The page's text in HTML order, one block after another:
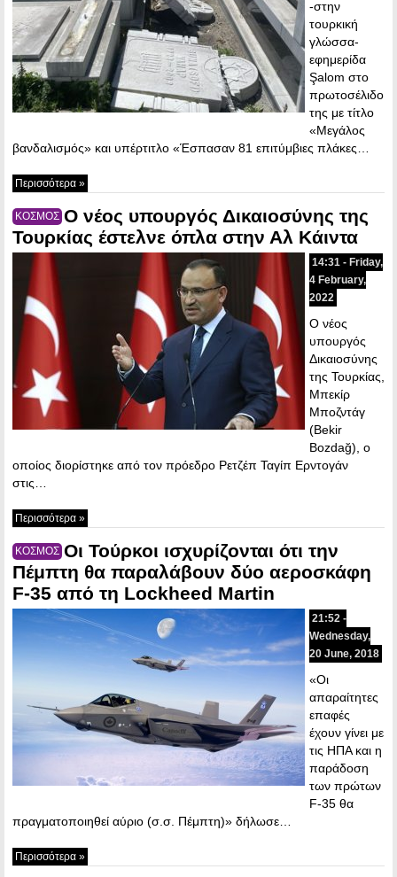
-στην
τουρκική
γλώσσα-
εφημερίδα
Şalom στο
πρωτοσέλιδο
της με τίτλο
«Μεγάλος
βανδαλισμός» και υπέρτιτλο «Έσπασαν 81 επιτύμβιες πλάκες…
Περισσότερα »
ΚΟΣΜΟΣ Ο νέος υπουργός Δικαιοσύνης της
Τουρκίας έστελνε όπλα στην Αλ Κάιντα
14:31 - Friday,
4 February,
2022
Ο νέος
υπουργός
Δικαιοσύνης
της Τουρκίας,
Μπεκίρ
Μποζντάγ
(Bekir
Bozdağ), ο
οποίος διορίστηκε από τον πρόεδρο Ρετζέπ Ταγίπ Ερντογάν
στις…
Περισσότερα »
ΚΟΣΜΟΣ Οι Τούρκοι ισχυρίζονται ότι την
Πέμπτη θα παραλάβουν δύο αεροσκάφη
F-35 από τη Lockheed Martin
21:52 -
Wednesday,
20 June, 2018
«Οι
απαραίτητες
επαφές
έχουν γίνει με
τις ΗΠΑ και η
παράδοση
των πρώτων
F-35 θα
πραγματοποιηθεί αύριο (σ.σ. Πέμπτη)» δήλωσε…
Περισσότερα »